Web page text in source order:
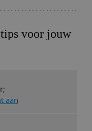
voor jouw
aan